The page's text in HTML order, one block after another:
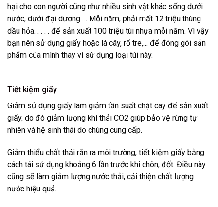
hại cho con người cũng như nhiều sinh vật khác sống dưới
nước, dưới đại dương … Mỗi năm, phải mất 12 triệu thùng
dầu hỏa. . . . . để sản xuất 100 triệu túi nhựa mỗi năm. Vì vậy
bạn nên sử dụng giấy hoặc lá cây, rổ tre,… để đóng gói sản
phẩm của mình thay vì sử dụng loại túi này.
Tiết kiệm giấy
Giảm sử dụng giấy làm giảm tần suất chặt cây để sản xuất
giấy, do đó giảm lượng khí thải CO2 giúp bảo vệ rừng tự
nhiên và hệ sinh thái do chúng cung cấp.
Giảm thiểu chất thải rắn ra môi trường, tiết kiệm giấy bằng
cách tái sử dụng khoảng 6 lần trước khi chôn, đốt. Điều này
cũng sẽ làm giảm lượng nước thải, cải thiện chất lượng
nước hiệu quả.